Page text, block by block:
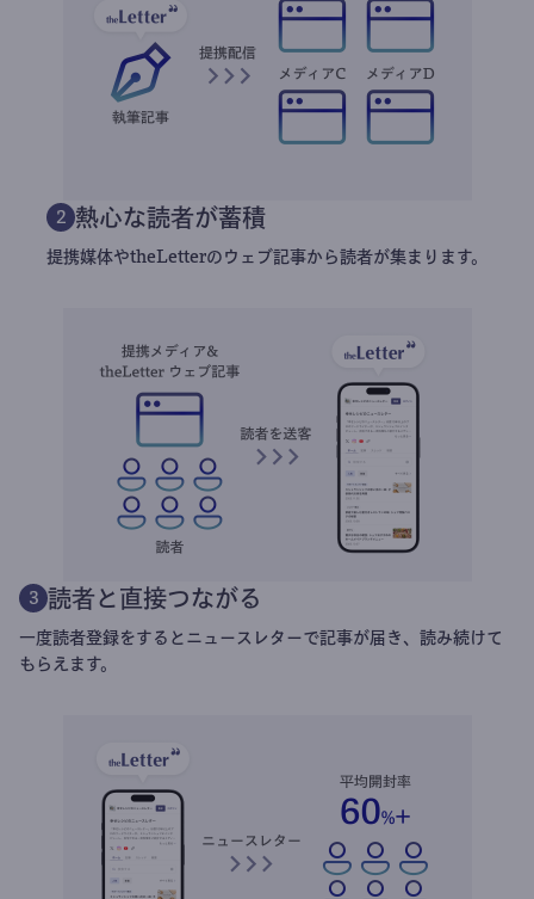
2 熱心な読者が蓄積
提携媒体やtheLetterのウェブ記事から読者が集まります。
3 読者と直接つながる
一度読者登録をするとニュースレターで記事が届き、読み続けて
もらえます。